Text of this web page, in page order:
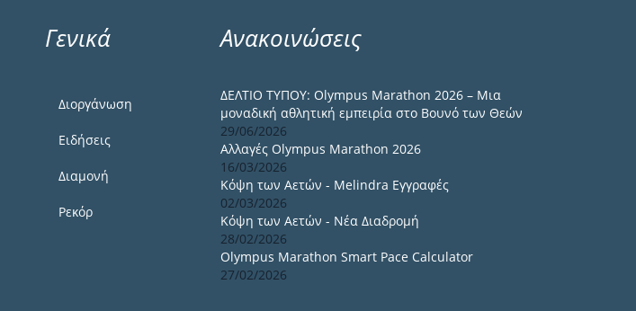
Γενικά
Διοργάνωση
Ειδήσεις
Διαμονή
Ρεκόρ
Ανακοινώσεις
ΔΕΛΤΙΟ ΤΥΠΟΥ: Olympus Marathon 2026 – Μια
μοναδική αθλητική εμπειρία στο Βουνό των Θεών
29/06/2026
Αλλαγές Olympus Marathon 2026
16/03/2026
Κόψη των Αετών - Melindra Εγγραφές
02/03/2026
Κόψη των Αετών - Νέα Διαδρομή
28/02/2026
Olympus Marathon Smart Pace Calculator
27/02/2026